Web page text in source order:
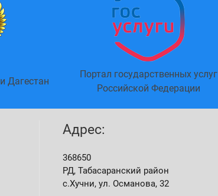
Дагестан
Портал государственных услуг
Российской Федерации
Адрес:
368650
РД, Табасаранский район
с.Хучни, ул. Османова, 32